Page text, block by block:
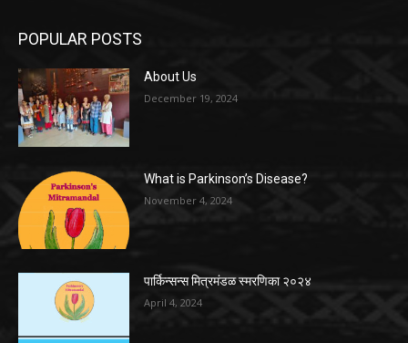
POPULAR POSTS
About Us
December 19, 2024
What is Parkinson’s Disease?
November 4, 2024
पार्किन्सन्स मित्रमंडळ स्मरणिका २०२४
April 4, 2024